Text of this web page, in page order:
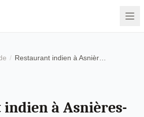
Restaurant indien à Asnières-sur-Seine : les meilleures adresses
à Asnières-